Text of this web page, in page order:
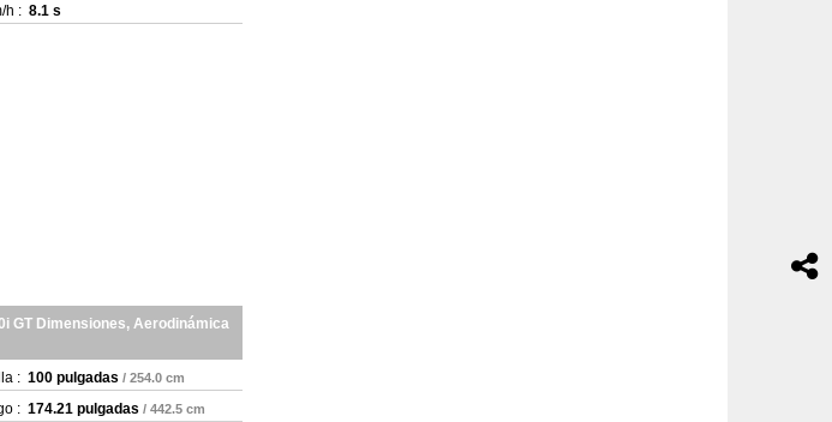
h : 8.1 s
GT Dimensiones, Aerodinámica
: 100 pulgadas / 254.0 cm
: 174.21 pulgadas / 442.5 cm